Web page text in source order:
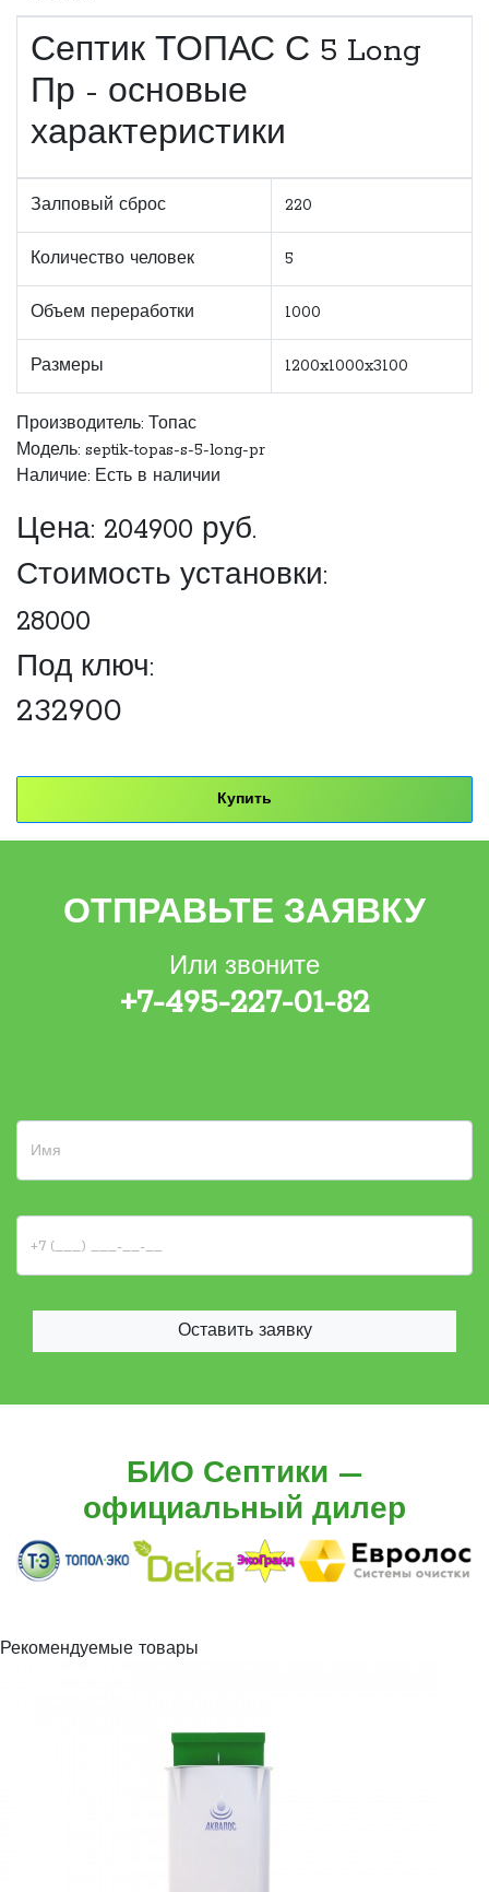
Септик ТОПАС С 5 Long
Пр - основые
характеристики
Залповый сброс 220
Количество человек 5
Объем переработки 1000
Размеры 1200x1000x3100
Производитель: Топас
Модель: septik-topas-s-5-long-pr
Наличие: Есть в наличии
Цена: 204900 руб.
Стоимость установки:
28000
Под ключ:
232900
Купить
ОТПРАВЬТЕ ЗАЯВКУ
Или звоните
+7-495-227-01-82
Оставить заявку
БИО Септики —
официальный дилер
Рекомендуемые товары